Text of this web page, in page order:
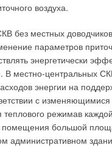
воздуха.
без местных
параметров
энергетически
В местно-центральных
энергии на
с
режимав
помещения большой
административном
офисов продаж по всей
которые кроме
продукции
принадлежности
Головной офис
(и находится там по
В настоящее время
на заводах,
на территории
и Чехии. У компании